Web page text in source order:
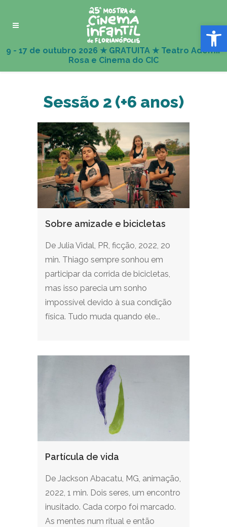
Abrir
Sessão 2 (+6 anos)
Sobre amizade e bicicletas
De Julia Vidal, PR, ficção, 2022, 20
min. Thiago sempre sonhou em
participar da corrida de bicicletas,
mas isso parecia um sonho
impossível devido à sua condição
física. Tudo muda quando ele...
Partícula de vida
De Jackson Abacatu, MG, animação,
2022, 1 min. Dois seres, um encontro
inusitado. Cada corpo foi marcado.
As mentes num ritual e então